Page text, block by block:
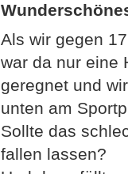
Als wir gegen
war da nur eine
geregnet und
unten am
Sollte das
fallen lassen?